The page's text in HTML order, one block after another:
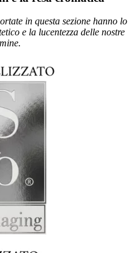
in questa sezione hanno lo
e la lucentezza delle nostre